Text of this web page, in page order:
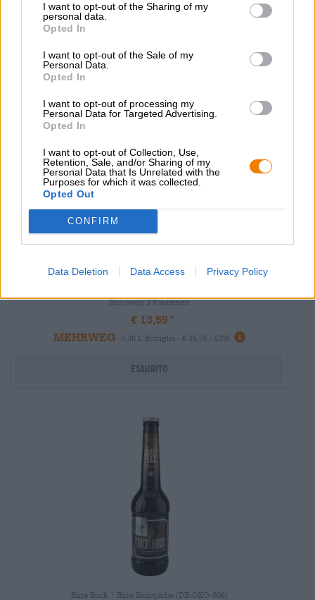
I want to opt-out of the Sharing of my
personal data.
Opted In
I want to opt-out of the Sale of my
Personal Data.
Opted In
I want to opt-out of processing my
Personal Data for Targeted Advertising.
Opted In
I want to opt-out of Collection, Use,
Retention, Sale, and/or Sharing of my
Personal Data that Is Unrelated with the
Purposes for which it was collected.
Opted Out
CONFIRM
Data Deletion Data Access Privacy Policy
| Birra multicereali
Brouwerij 3 Fonteinen
€ 13,59
MEHRWEG
0,38 L Bottiglia - € 35,76 / LTR
Esaurito
Birre Bock | Birre Biologiche (DE-ÖKO-006)